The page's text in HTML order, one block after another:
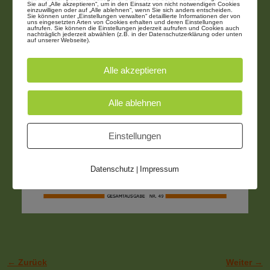
Bilder-Navigation
← Zurück Weiter →
Sie auf „Alle akzeptieren“, um in den Einsatz von nicht notwendigen Cookies
einzuwilligen oder auf „Alle ablehnen“, wenn Sie sich anders entscheiden.
Sie können unter „Einstellungen verwalten“ detaillierte Informationen der von
uns eingesetzten Arten von Cookies erhalten und deren Einstellungen
aufrufen. Sie können die Einstellungen jederzeit aufrufen und Cookies auch
nachträglich jederzeit abwählen (z.B. in der Datenschutzerklärung oder unten
auf unserer Webseite).
Alle akzeptieren
Alle ablehnen
Einstellungen
Datenschutz Impressum